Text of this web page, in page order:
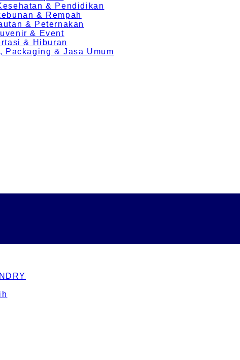
& Pendidikan
& Rempah
& Peternakan
& Event
& Hiburan
Packaging & Jasa Umum